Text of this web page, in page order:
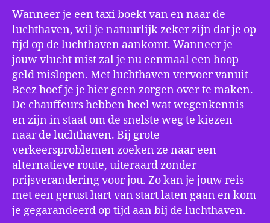
Wanneer je een taxi boekt van en naar de
luchthaven, wil je natuurlijk zeker zijn dat je op
tijd op de luchthaven aankomt. Wanneer je
jouw vlucht mist zal je nu eenmaal een hoop
geld mislopen. Met luchthaven vervoer vanuit
Beez hoef je je hier geen zorgen over te maken.
De chauffeurs hebben heel wat wegenkennis
en zijn in staat om de snelste weg te kiezen
naar de luchthaven. Bij grote
verkeersproblemen zoeken ze naar een
alternatieve route, uiteraard zonder
prijsverandering voor jou. Zo kan je jouw reis
met een gerust hart van start laten gaan en kom
je gegarandeerd op tijd aan bij de luchthaven.